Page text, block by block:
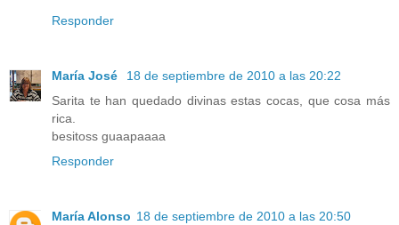
Responder
María José
18 de septiembre de 2010 a las 20:22
Sarita te han quedado divinas estas cocas, que cosa más
rica.
besitoss guaapaaaa
Responder
María Alonso 18 de septiembre de 2010 a las 20:50